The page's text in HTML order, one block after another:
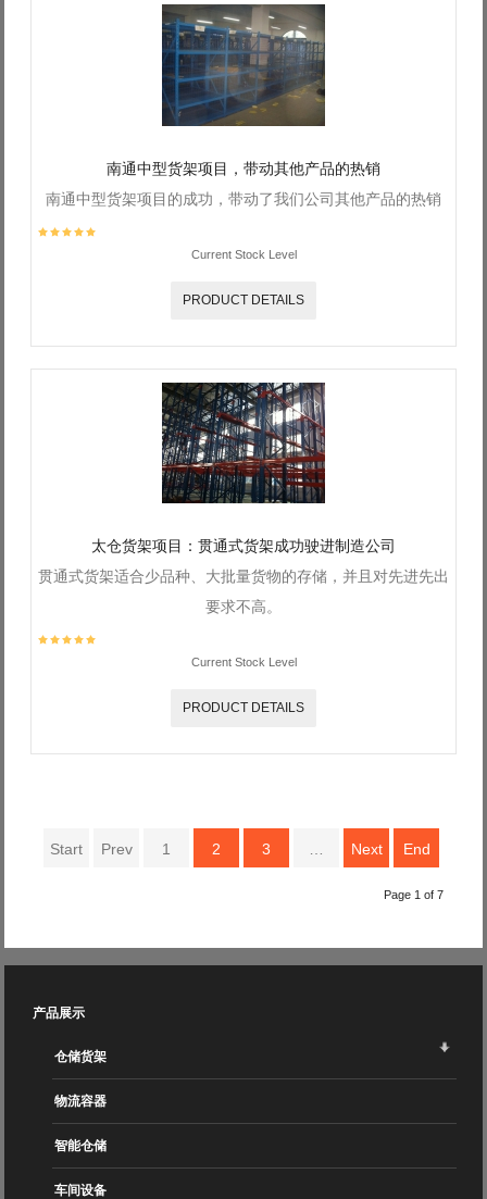
南通中型货架项目，带动其他产品的热销
南通中型货架项目的成功，带动了我们公司其他产品的热销
Current Stock Level
PRODUCT DETAILS
太仓货架项目：贯通式货架成功驶进制造公司
贯通式货架适合少品种、大批量货物的存储，并且对先进先出
要求不高。
Current Stock Level
PRODUCT DETAILS
Start Prev 1 2 3 Next End
Page 1 of 7
产品展示
仓储货架
物流容器
智能仓储
车间设备